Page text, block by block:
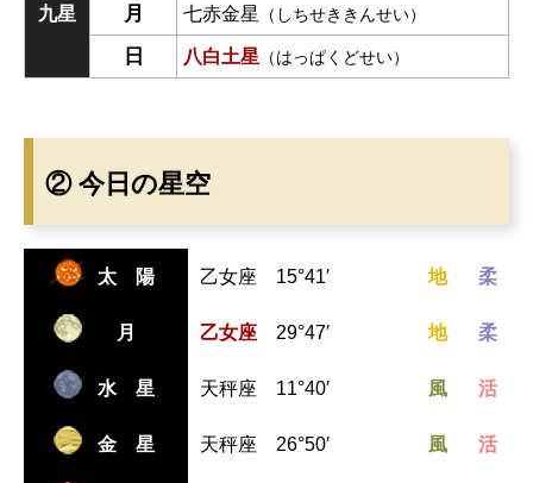
九星 月 七赤金星 （しちせききんせい）
日 八白土星 （はっぱくどせい）
② 今日の星空
太 陽 乙女座 15°41′ 地 柔
月 乙女座 29°47′ 地 柔
水 星 天秤座 11°40′ 風 活
金 星 天秤座 26°50′ 風 活